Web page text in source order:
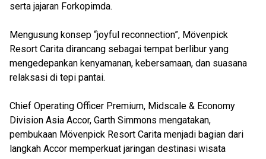
serta jajaran Forkopimda.
Mengusung konsep “joyful reconnection”, Mövenpick
Resort Carita dirancang sebagai tempat berlibur yang
mengedepankan kenyamanan, kebersamaan, dan suasana
relaksasi di tepi pantai.
Chief Operating Officer Premium, Midscale & Economy
Division Asia Accor, Garth Simmons mengatakan,
pembukaan Mövenpick Resort Carita menjadi bagian dari
langkah Accor memperkuat jaringan destinasi wisata